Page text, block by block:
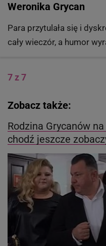
Weronika Grycan
Para przytulała się i
cały wieczór, a humor
7 z 7
Zobacz także:
Rodzina Grycanów
chodź jeszcze